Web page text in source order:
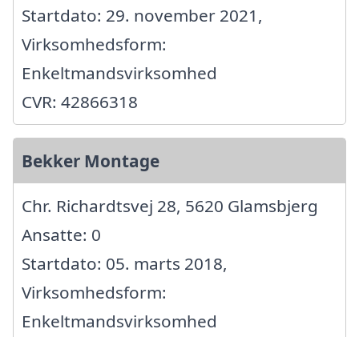
Startdato: 29. november 2021,
Virksomhedsform:
Enkeltmandsvirksomhed
CVR: 42866318
Bekker Montage
Chr. Richardtsvej 28, 5620 Glamsbjerg
Ansatte: 0
Startdato: 05. marts 2018,
Virksomhedsform:
Enkeltmandsvirksomhed